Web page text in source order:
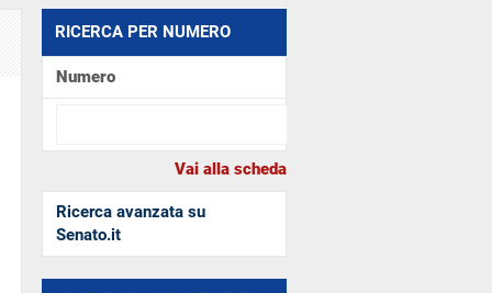
RICERCA PER NUMERO
Numero
Ricerca avanzata su
Senato.it